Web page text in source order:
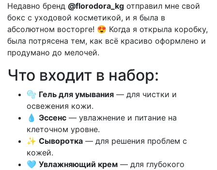
Недавно бренд @florodora_kg отправил мне свой
бокс с уходовой косметикой, и я была в
абсолютном восторге! 😍 Когда я открыла коробку,
была потрясена тем, как всё красиво оформлено и
продумано до мелочей.
Что входит в набор:
🫧 Гель для умывания — для чистки и
освежения кожи.
💧 Эссенс — увлажнение и питание на
клеточном уровне.
✨ Сыворотка — для решения проблем с
кожей.
🩵 Увлажняющий крем — для глубокого